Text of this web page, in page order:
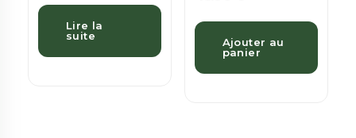
Lire la
suite
Ajouter au
panier